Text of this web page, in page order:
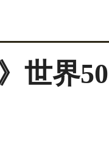
》世界